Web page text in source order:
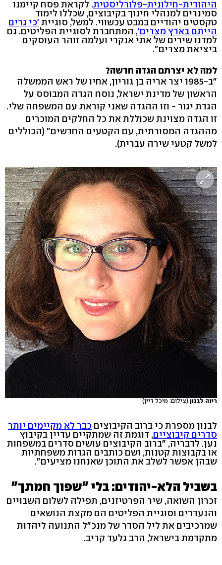
היהודית-חילונית-פלורליסטית. לקראת פסח קיימנו
סמינרים למנהלי חינוך בקיבוצים, שכללו לימוד
טקסטים יהודיים במבט עכשווי. למשל, סוגיית'כי גרים
הייתם בארץ מצרים', המתחברת לסוגיית הפליטים. גם
למדנו שירים של אתי אנקרי ועלמה זוהר העוסקים
ביציאת מצרים".
למה לא יצרתם הגדה חדשה?
"ב-1985 יצר אריה בן גוריון, אחיו של ראש הממשלה
הראשון של מדינת ישראל, נוסח הגדה המבוסס על
הגדת יגור - וזו ההגדה שאני קוראת עם המשפחה שלי.
זו הגדה מצוינת שכוללת את כל החלקים המוכרים
מההגדה המסורתית, עם הקטעים החדשים" (הכוללים
למשל קטעי שירה עברית).
רינה לבנון(צילום: מיכל דיין)
לבנון מספרת כי ברוב הקיבוצים כבר לא מקיימים יותר
סדרים קיבוציים, דוגמת זה שמתקיים עדיין בקיבוץ
נען. לדבריה, "ברוב הקיבוצים עושים סדרים במשפחות
או בקבוצות קטנות, ושם כותבים הגדות משפחתיות
שבהן אפשר לשלב את התוכן שאנחנו מציעים".
בשביל הלא-יהודים: בלי "שפוך חמתך"
זכרון השואה, שיר הפרטיזנים, תפילה לשלום השבויים
והנעדרים וסוגיית הפליטים הם מקצת הנושאים
שמרכיבים את ליל הסדר של מנכ"ל התנועה ליהדות
מתקדמת בישראל, הרב גלעד קריב.